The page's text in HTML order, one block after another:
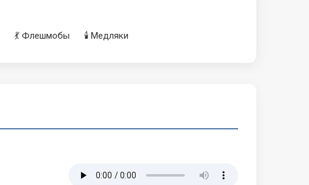
💃 Флешмобы 🕯️ Медляки